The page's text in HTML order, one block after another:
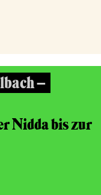
–
Nidda bis zur